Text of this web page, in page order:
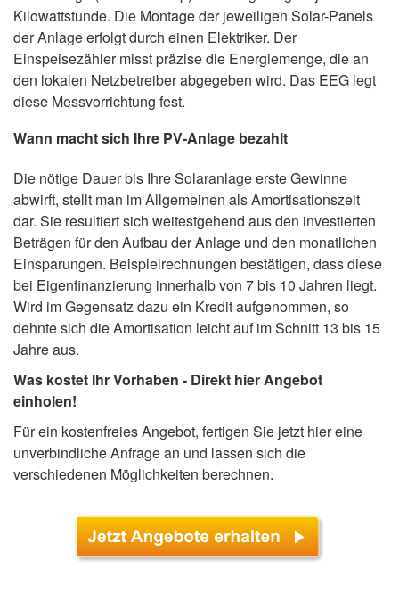
Kilowattstunde. Die Montage der jeweiligen Solar-Panels
der Anlage erfolgt durch einen Elektriker. Der
Einspeisezähler misst präzise die Energiemenge, die an
den lokalen Netzbetreiber abgegeben wird. Das EEG legt
diese Messvorrichtung fest.
Wann macht sich Ihre PV-Anlage bezahlt
Die nötige Dauer bis Ihre Solaranlage erste Gewinne
abwirft, stellt man im Allgemeinen als Amortisationszeit
dar. Sie resultiert sich weitestgehend aus den investierten
Beträgen für den Aufbau der Anlage und den monatlichen
Einsparungen. Beispielrechnungen bestätigen, dass diese
bei Eigenfinanzierung innerhalb von 7 bis 10 Jahren liegt.
Wird im Gegensatz dazu ein Kredit aufgenommen, so
dehnte sich die Amortisation leicht auf im Schnitt 13 bis 15
Jahre aus.
Was kostet Ihr Vorhaben - Direkt hier Angebot
einholen!
Für ein kostenfreies Angebot, fertigen Sie jetzt hier eine
unverbindliche Anfrage an und lassen sich die
verschiedenen Möglichkeiten berechnen.